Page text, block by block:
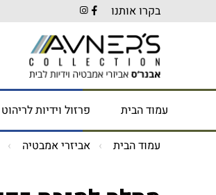
בקרו אותנו
עמוד הבית פרזול וידיות לריהוט
עמוד הבית אביזרי אמבטיה